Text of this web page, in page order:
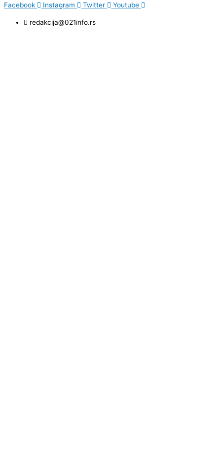
Facebook Instagram Twitter Youtube
redakcija@021info.rs